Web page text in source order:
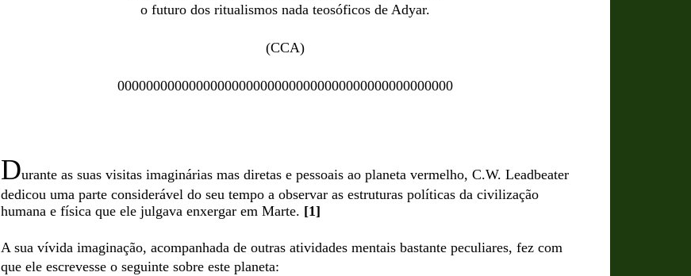
o futuro dos ritualismos nada teosóficos de Adyar.
(CCA)
00000000000000000000000000000000000000000000000
Durante as suas visitas imaginárias mas diretas e pessoais ao planeta vermelho, C.W. Leadbeater
dedicou uma parte considerável do seu tempo a observar as estruturas políticas da civilização
humana e física que ele julgava enxergar em Marte. [1]
A sua vívida imaginação, acompanhada de outras atividades mentais bastante peculiares, fez com
que ele escrevesse o seguinte sobre este planeta: